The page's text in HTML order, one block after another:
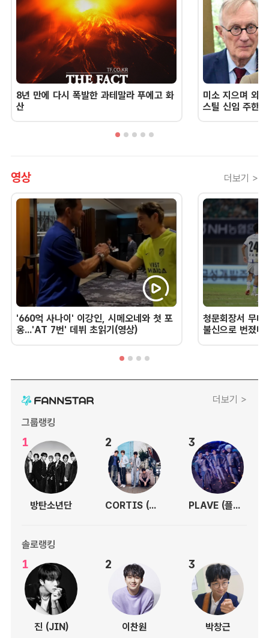
8년 만에 다시 폭발한 과테말라 푸에고 화
산
미소 지으며 외
스틸 신임 주한
영상 더보기 >
'660억 사나이' 이강인, 시메오네와 첫 포
옹...'AT 7번' 데뷔 초읽기(영상)
청문회장서 무너
불신으로 번졌
더보기 >
그룹랭킹
1
방탄소년단
2
CORTIS (코르티스)
3
PLAVE (플레이브)
솔로랭킹
1
진 (JIN)
2
이찬원
3
박창근